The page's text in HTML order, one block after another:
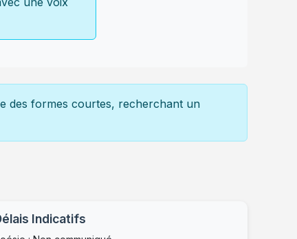
des formes courtes, recherchant un
Indicatifs